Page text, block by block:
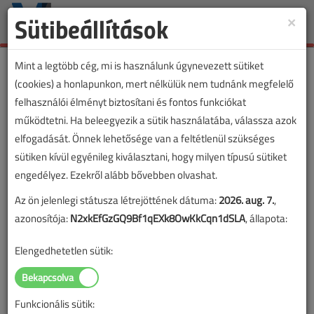
Toggle
×
Sütibeállítások
Mint a legtöbb cég, mi is használunk úgynevezett sütiket
(cookies) a honlapunkon, mert nélkülük nem tudnánk megfelelő
felhasználói élményt biztosítani és fontos funkciókat
működtetni. Ha beleegyezik a sütik használatába, válassza azok
elfogadását. Önnek lehetősége van a feltétlenül szükséges
sütiken kívül egyénileg kiválasztani, hogy milyen típusú sütiket
engedélyez. Ezekről alább bővebben olvashat.
Az ön jelenlegi státusza létrejöttének dátuma:2026. aug. 7.,
azonosítója:N2xkEfGzGQ9Bf1qEXk8OwKkCqn1dSLA, állapota:
Elengedhetetlen sütik:
Funkcionális sütik: